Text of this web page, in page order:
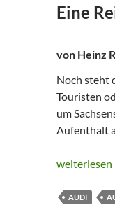
Eine
von Heinz
Noch steht
Touristen
um
Aufenthalt
DAS
weiterlesen
AUDI